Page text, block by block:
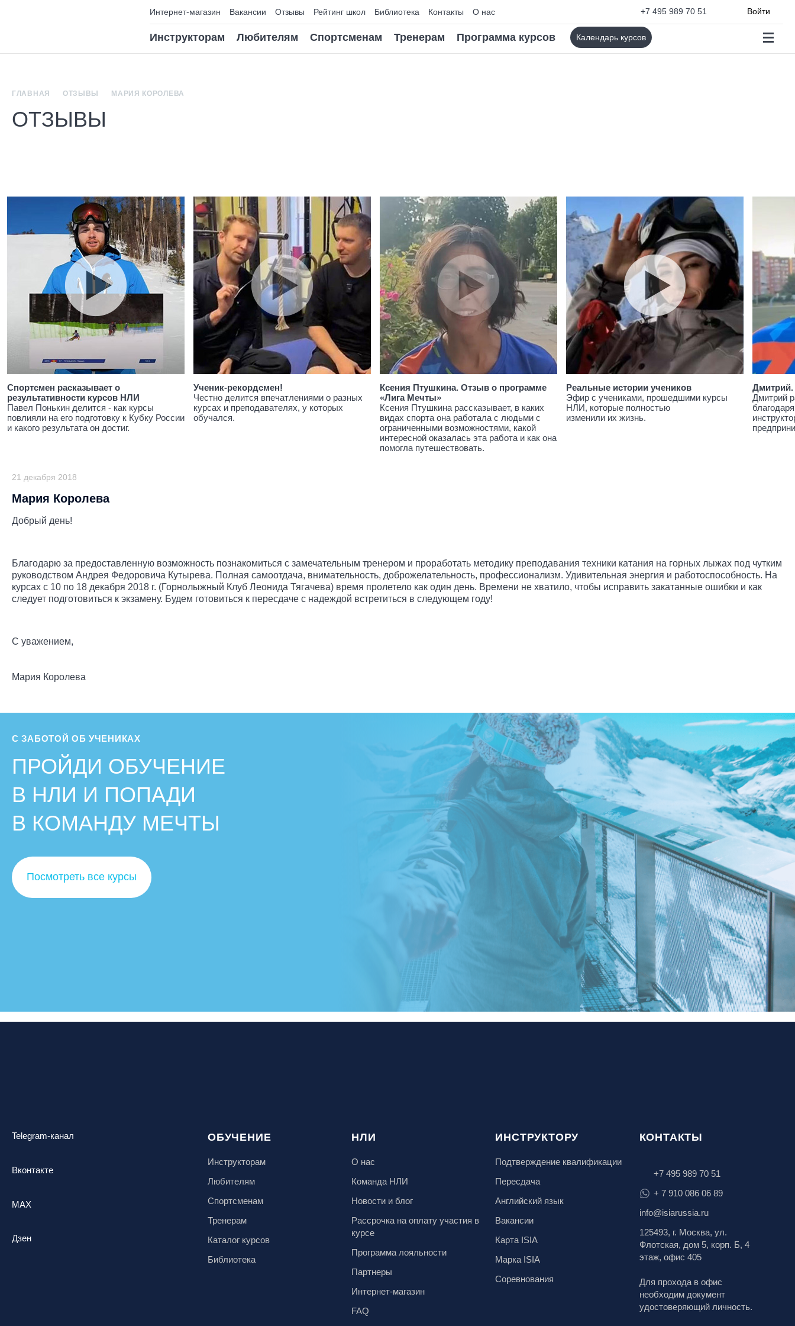
Интернет-магазин Вакансии Отзывы Рейтинг школ Библиотека Контакты О нас +7 495 989 70 51 Войти
Инструкторам Любителям Спортсменам Тренерам Программа курсов Календарь курсов
ГЛАВНАЯ ОТЗЫВЫ МАРИЯ КОРОЛЕВА
ОТЗЫВЫ
Спортсмен расказывает о
результативности курсов НЛИ
Павел Понькин делится - как курсы
повлияли на его подготовку к Кубку России
и какого результата он достиг.
Ученик-рекордсмен!
Честно делится впечатлениями о разных
курсах и преподавателях, у которых
обучался.
Ксения Птушкина. Отзыв о программе
«Лига Мечты»
Ксения Птушкина рассказывает, в каких
видах спорта она работала с людьми с
ограниченными возможностями, какой
интересной оказалась эта работа и как она
помогла путешествовать.
Реальные истории учеников
Эфир с учениками, прошедшими курсы
НЛИ, которые полностью
изменили их жизнь.
Дмитрий.
Дмитрий
21 декабря 2018
Мария Королева
Добрый день!
Благодарю за предоставленную возможность познакомиться с замечательным тренером и проработать методику преподавания техники катания на горных лыжах под чутким
руководством Андрея Федоровича Кутырева. Полная самоотдача, внимательность, доброжелательность, профессионализм. Удивительная энергия и работоспособность. На
курсах с 10 по 18 декабря 2018 г. (Горнолыжный Клуб Леонида Тягачева) время пролетело как один день. Времени не хватило, чтобы исправить закатанные ошибки и как
следует подготовиться к экзамену. Будем готовиться к пересдаче с надеждой встретиться в следующем году!
С уважением,
Мария Королева
С ЗАБОТОЙ ОБ УЧЕНИКАХ
ПРОЙДИ ОБУЧЕНИЕ
В НЛИ И ПОПАДИ
В КОМАНДУ МЕЧТЫ
Посмотреть все курсы
Telegram-канал
Вконтакте
MAX
Дзен
ОБУЧЕНИЕ
Инструкторам
Любителям
Спортсменам
Тренерам
Каталог курсов
Библиотека
НЛИ
О нас
Команда НЛИ
Новости и блог
Рассрочка на оплату участия в
курсе
Программа лояльности
Партнеры
Интернет-магазин
FAQ
ИНСТРУКТОРУ
Подтверждение квалификации
Пересдача
Английский язык
Вакансии
Карта ISIA
Марка ISIA
Соревнования
КОНТАКТЫ
+7 495 989 70 51
+ 7 910 086 06 89
info@isiarussia.ru
125493, г. Москва, ул.
Флотская, дом 5, корп. Б, 4
этаж, офис 405
Для прохода в офис
необходим документ
удостоверяющий личность.